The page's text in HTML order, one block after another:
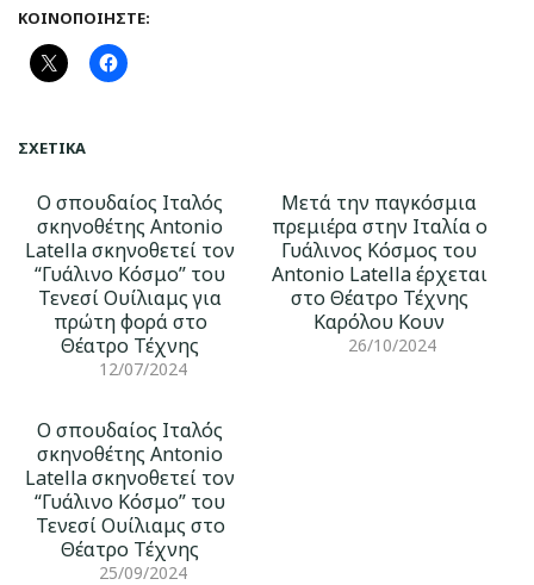
ΚΟΙΝΟΠΟΙΉΣΤΕ:
ΣΧΕΤΙΚΆ
Ο σπουδαίος Ιταλός
σκηνοθέτης Antonio
Latella σκηνοθετεί τον
“Γυάλινο Κόσμο” του
Τενεσί Ουίλιαμς για
πρώτη φορά στο
Θέατρο Τέχνης
12/07/2024
Μετά την παγκόσμια
πρεμιέρα στην Ιταλία ο
Γυάλινος Κόσμος του
Antonio Latella έρχεται
στο Θέατρο Τέχνης
Καρόλου Κουν
26/10/2024
Ο σπουδαίος Ιταλός
σκηνοθέτης Antonio
Latella σκηνοθετεί τον
“Γυάλινο Κόσμο” του
Τενεσί Ουίλιαμς στο
Θέατρο Τέχνης
25/09/2024